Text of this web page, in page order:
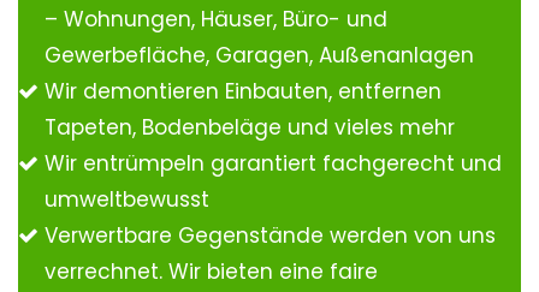
– Wohnungen, Häuser, Büro- und
Gewerbefläche, Garagen, Außenanlagen
Wir demontieren Einbauten, entfernen
Tapeten, Bodenbeläge und vieles mehr
Wir entrümpeln garantiert fachgerecht und
umweltbewusst
Verwertbare Gegenstände werden von uns
verrechnet. Wir bieten eine faire